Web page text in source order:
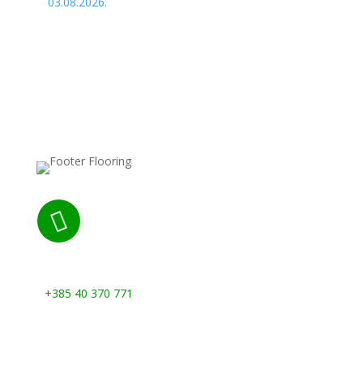

+385 40 370 771